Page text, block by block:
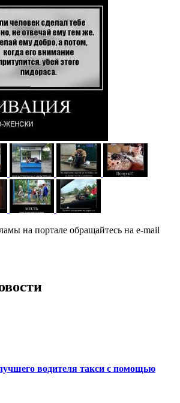
на портале обращайтесь на e-mail
водителя такси с помощью